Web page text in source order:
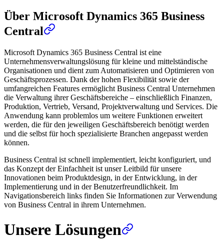
Über Microsoft Dynamics 365 Business
Central
Microsoft Dynamics 365 Business Central ist eine
Unternehmensverwaltungslösung für kleine und mittelständische
Organisationen und dient zum Automatisieren und Optimieren von
Geschäftsprozessen. Dank der hohen Flexibilität sowie der
umfangreichen Features ermöglicht Business Central Unternehmen
die Verwaltung ihrer Geschäftsbereiche – einschließlich Finanzen,
Produktion, Vertrieb, Versand, Projektverwaltung und Services. Die
Anwendung kann problemlos um weitere Funktionen erweitert
werden, die für den jeweiligen Geschäftsbereich benötigt werden
und die selbst für hoch spezialisierte Branchen angepasst werden
können.
Business Central ist schnell implementiert, leicht konfiguriert, und
das Konzept der Einfachheit ist unser Leitbild für unsere
Innovationen beim Produktdesign, in der Entwicklung, in der
Implementierung und in der Benutzerfreundlichkeit. Im
Navigationsbereich links finden Sie Informationen zur Verwendung
von Business Central in ihrem Unternehmen.
Unsere Lösungen